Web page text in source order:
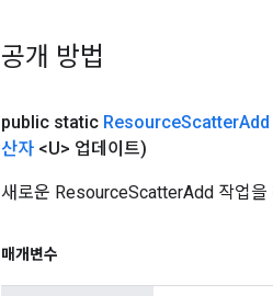
공개 방법
public static ResourceScatterAdd
산자 <U> 업데이트)
새로운 ResourceScatterAdd 작업을
매개변수